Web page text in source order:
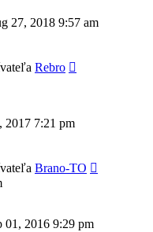
27, 2018 9:57 am
Rebro
2017 7:21 pm
Brano-TO
01, 2016 9:29 pm